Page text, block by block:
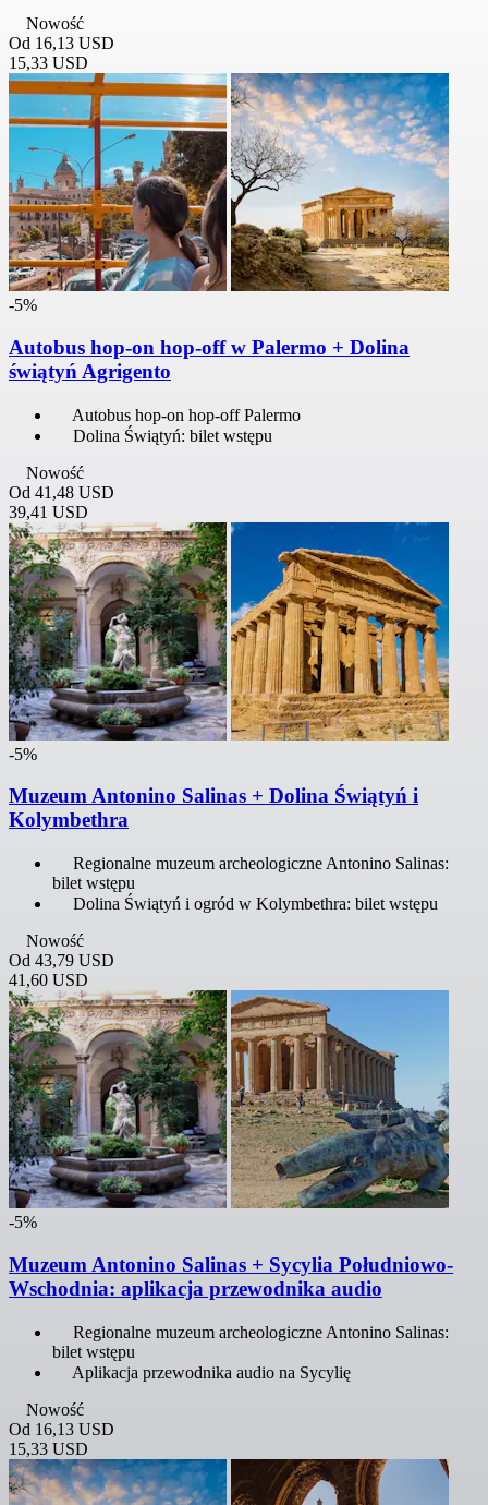
Nowość
Od 16,13 USD
15,33 USD
-5%
Autobus hop-on hop-off w Palermo + Dolina
świątyń Agrigento
Autobus hop-on hop-off Palermo
Dolina Świątyń: bilet wstępu
Nowość
Od 41,48 USD
39,41 USD
-5%
Muzeum Antonino Salinas + Dolina Świątyń i
Kolymbethra
Regionalne muzeum archeologiczne Antonino Salinas:
bilet wstępu
Dolina Świątyń i ogród w Kolymbethra: bilet wstępu
Nowość
Od 43,79 USD
41,60 USD
-5%
Muzeum Antonino Salinas + Sycylia Południowo-
Wschodnia: aplikacja przewodnika audio
Regionalne muzeum archeologiczne Antonino Salinas:
bilet wstępu
Aplikacja przewodnika audio na Sycylię
Nowość
Od 16,13 USD
15,33 USD